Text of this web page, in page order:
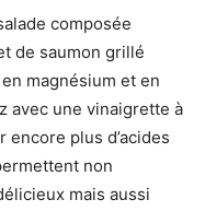
composée
de saumon grillé
magnésium et en
avec une vinaigrette à
encore plus d’acides
non
mais aussi